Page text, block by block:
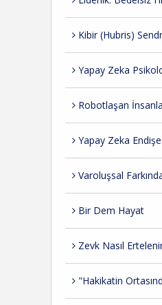
Kibir (Hubris)
Yapay Zeka
Robotlaşan
Yapay Zeka
Varoluşsal
Bir Dem Hayat
Zevk Nasıl
"Hakikatin